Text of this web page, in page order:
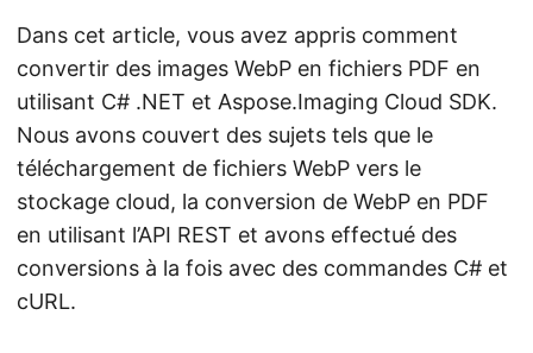
Dans cet article, vous avez appris comment
convertir des images WebP en fichiers PDF en
utilisant C# .NET et Aspose.Imaging Cloud SDK.
Nous avons couvert des sujets tels que le
téléchargement de fichiers WebP vers le
stockage cloud, la conversion de WebP en PDF
en utilisant l’API REST et avons effectué des
conversions à la fois avec des commandes C# et
cURL.